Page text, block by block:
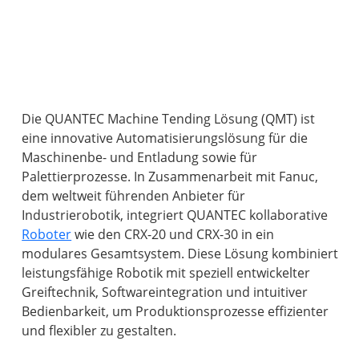
Die QUANTEC Machine Tending Lösung (QMT) ist
eine innovative Automatisierungslösung für die
Maschinenbe- und Entladung sowie für
Palettierprozesse. In Zusammenarbeit mit Fanuc,
dem weltweit führenden Anbieter für
Industrierobotik, integriert QUANTEC kollaborative
Roboterwie den CRX-20 und CRX-30 in ein
modulares Gesamtsystem. Diese Lösung kombiniert
leistungsfähige Robotik mit speziell entwickelter
Greiftechnik, Softwareintegration und intuitiver
Bedienbarkeit, um Produktionsprozesse effizienter
und flexibler zu gestalten.